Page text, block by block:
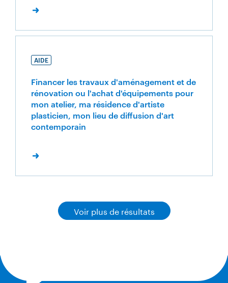
AIDE
Financer les travaux d'aménagement et de
rénovation ou l'achat d'équipements pour
mon atelier, ma résidence d'artiste
plasticien, mon lieu de diffusion d'art
contemporain
Voir plus de résultats